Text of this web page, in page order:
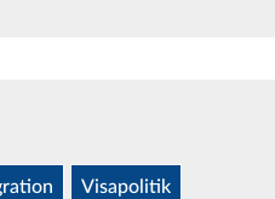
Visapolitik